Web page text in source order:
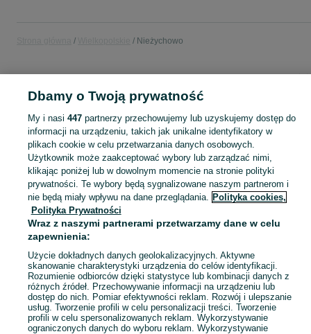
Nieżychowo
800 70 32 650 65r38
Zobacz
Mapa kategorii
Mapa miejscowości
Mapa ministron
Popularne wyszukiwania
Dbamy o Twoją prywatność
My i nasi 447partnerzy przechowujemy lub uzyskujemy dostęp do
informacji na urządzeniu, takich jak unikalne identyfikatory w
plikach cookie w celu przetwarzania danych osobowych.
Użytkownik może zaakceptować wybory lub zarządzać nimi,
klikając poniżej lub w dowolnym momencie na stronie polityki
prywatności. Te wybory będą sygnalizowane naszym partnerom i
nie będą miały wpływu na dane przeglądania. Polityka cookies,
Polityka Prywatności
Wraz z naszymi partnerami przetwarzamy dane w celu
zapewnienia:
Użycie dokładnych danych geolokalizacyjnych. Aktywne
skanowanie charakterystyki urządzenia do celów identyfikacji.
Rozumienie odbiorców dzięki statystyce lub kombinacji danych z
różnych źródeł. Przechowywanie informacji na urządzeniu lub
dostęp do nich. Pomiar efektywności reklam. Rozwój i ulepszanie
usług. Tworzenie profili w celu personalizacji treści. Tworzenie
profili w celu spersonalizowanych reklam. Wykorzystywanie
ograniczonych danych do wyboru reklam. Wykorzystywanie